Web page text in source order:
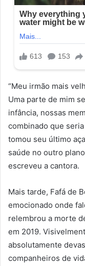
“Meu irmão mais
Uma parte de mim
infância, nossas
combinado que
tomou seu último
saúde no outro
escreveu a cantora.
Mais tarde, Fafá de
emocionado onde
relembrou a morte
em 2019.
absolutamente
companheiros de